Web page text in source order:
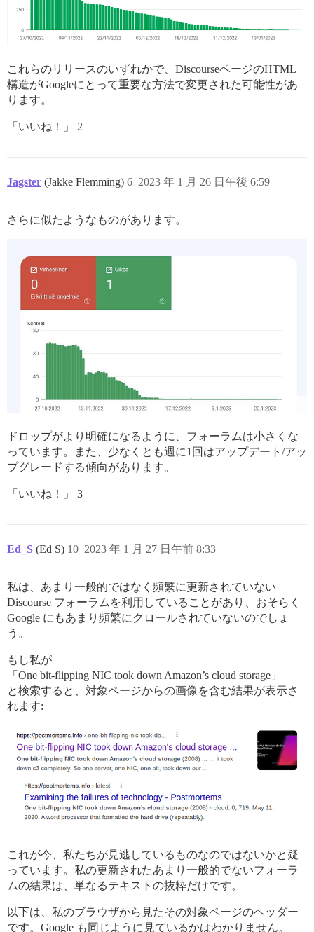
これらのリリースのいずれかで、DiscourseページのHTML
構造がGoogleにとって重要な方法で変更された可能性があ
ります。
「いいね！」 2
Jagster (Jakke Flemming) 2023 年 1 月 26 日午後 6:59
6
さらに似たようなものがあります。
ドロップがより明確になるように、フォーラムは小さくな
っています。また、少なくとも週に1回はアップデート/アッ
プグレードする傾向があります。
「いいね！」 3
Ed_S (Ed S) 2023 年 1 月 27 日午前 8:33
10
私は、あまり一般的ではなく頻繁に更新されていない
Discourse フォーラムを利用していることがあり、おそらく
Google にもあまり頻繁にクロールされていないのでしょ
う。
もし私が
「One bit-flipping NIC took down Amazon’s cloud storage」
と検索すると、対象ページからの画像を含む結果が表示さ
れます:
これが今、私たちが見逃しているものなのではないかと疑
っています。私の更新されたあまり一般的でないフォーラ
ムの結果は、単なるテキストの抜粋だけです。
以下は、私のブラウザから見たその対象ページのヘッダー
です。Google も同じように見ているかはわかりません。